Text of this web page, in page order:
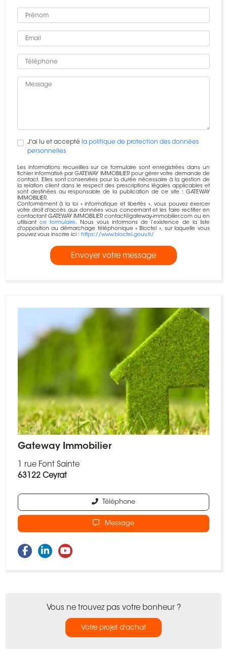
J'ai lu et accepté la politique de protection des données
personnelles
Les informations recueillies sur ce formulaire sont enregistrées dans un
fichier informatisé par GATEWAY IMMOBILIER pour gérer votre demande de
contact. Elles sont conservées pour la durée nécessaire à la gestion de
la relation client dans le respect des prescriptions légales applicables et
sont destinées au responsable de la publication de ce site : GATEWAY
IMMOBILIER.
Conformément à la loi « informatique et libertés », vous pouvez exercer
votre droit d'accès aux données vous concernant et les faire rectifier en
contactant GATEWAY IMMOBILIER contact@gateway-immobilier.com ou en
utilisant ce formulaire. Nous vous informons de l’existence de la liste
d'opposition au démarchage téléphonique « Bloctel », sur laquelle vous
pouvez vous inscrire ici : https://www.bloctel.gouv.fr/
Envoyer votre message
Gateway Immobilier
1 rue Font Sainte
63122 Ceyrat
Téléphone
Message
Vous ne trouvez pas votre bonheur ?
Votre projet d'achat